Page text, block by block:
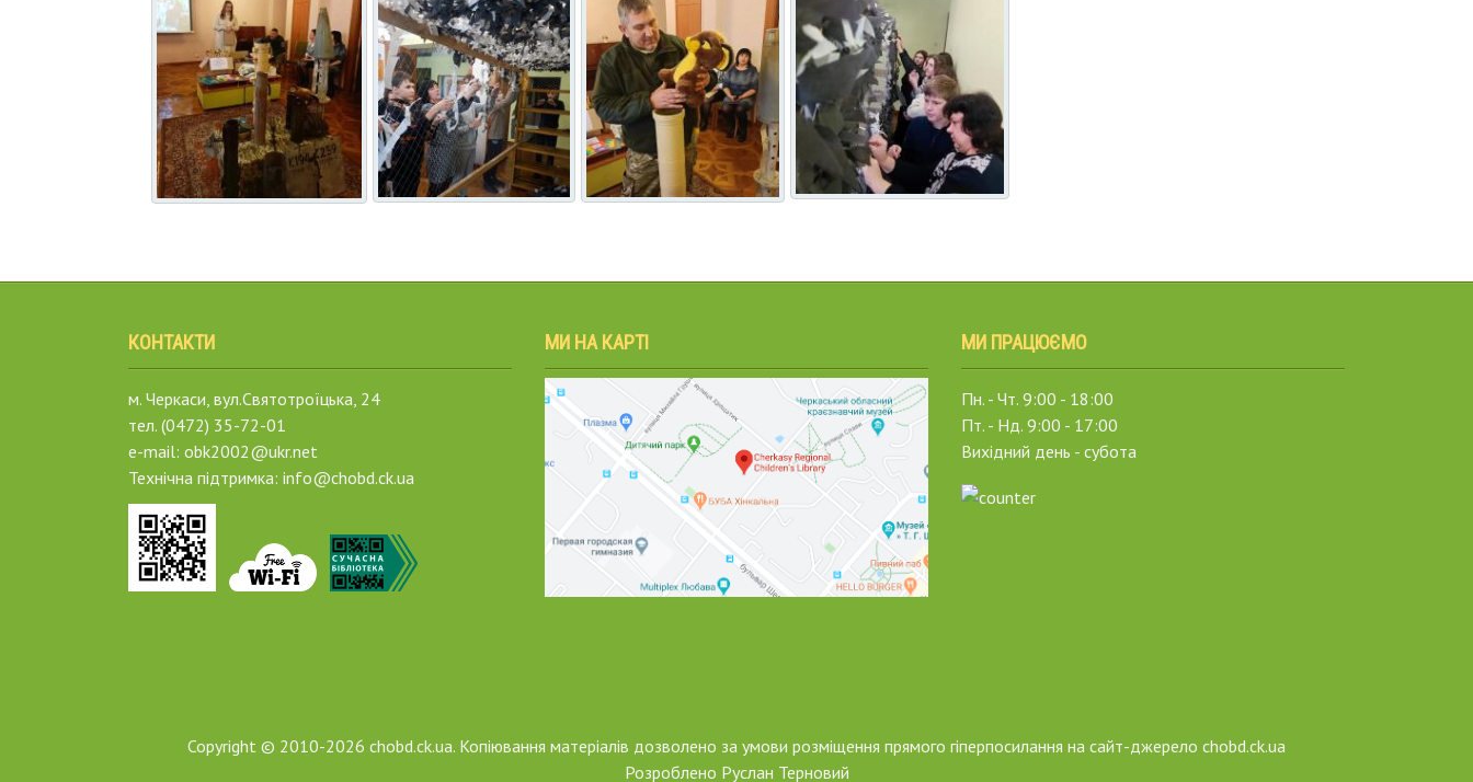
КОНТАКТИ
м. Черкаси, вул.Святотроїцька, 24
тел. (0472) 35-72-01
e-mail: obk2002@ukr.net
Технічна підтримка: info@chobd.ck.ua
МИ НА КАРТІ МИ ПРАЦЮЄМО
Пн. - Чт. 9:00 - 18:00
Пт. - Нд. 9:00 - 17:00
Вихідний день - субота
Copyright © 2010-2026 chobd.ck.ua. Копіювання матеріалів дозволено за умови розміщення прямого гіперпосилання на сайт-джерело chobd.ck.ua
Розроблено Руслан Терновий